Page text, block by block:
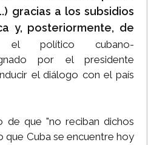
gracias a los subsidios
y, posteriormente, de
político cubano-
por el presidente
el diálogo con el país
de que "no reciban dichos
que Cuba se encuentre hoy